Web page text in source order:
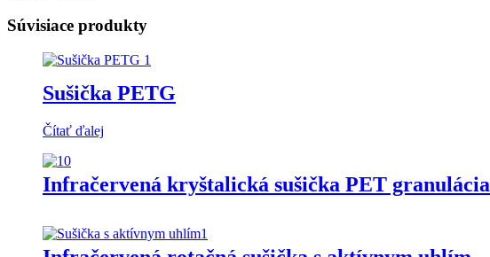
Súvisiace produkty
Sušička PETG
Čítať ďalej
Infračervená kryštalická sušička PET granulácia